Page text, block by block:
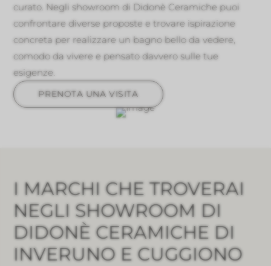
curato. Negli showroom di Didonè Ceramiche puoi
confrontare diverse proposte e trovare ispirazione
concreta per realizzare un bagno bello da vedere,
comodo da vivere e pensato davvero sulle tue
esigenze.
PRENOTA UNA VISITA
I MARCHI CHE TROVERAI
NEGLI SHOWROOM DI
DIDONÈ CERAMICHE DI
INVERUNO E CUGGIONO